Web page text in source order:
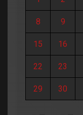
8 9
15 16
22 23
29 30